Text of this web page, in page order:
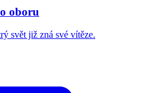
oboru
svět již zná své vítěze.